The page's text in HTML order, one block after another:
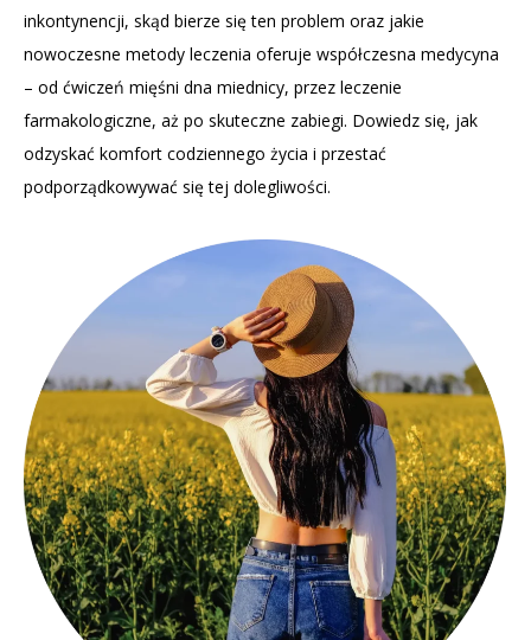
inkontynencji, skąd bierze się ten problem oraz jakie
nowoczesne metody leczenia oferuje współczesna medycyna
– od ćwiczeń mięśni dna miednicy, przez leczenie
farmakologiczne, aż po skuteczne zabiegi. Dowiedz się, jak
odzyskać komfort codziennego życia i przestać
podporządkowywać się tej dolegliwości.